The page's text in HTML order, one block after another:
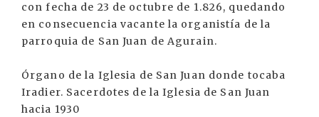
con fecha de 23 de octubre de 1.826, quedando
en consecuencia vacante la organistía de la
parroquia de San Juan de Agurain.
Órgano de la Iglesia de San Juan donde tocaba
Iradier. Sacerdotes de la Iglesia de San Juan
hacia 1930